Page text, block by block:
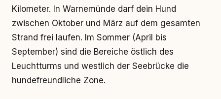
Kilometer. In Warnemünde darf dein Hund
zwischen Oktober und März auf dem gesamten
Strand frei laufen. Im Sommer (April bis
September) sind die Bereiche östlich des
Leuchtturms und westlich der Seebrücke die
hundefreundliche Zone.